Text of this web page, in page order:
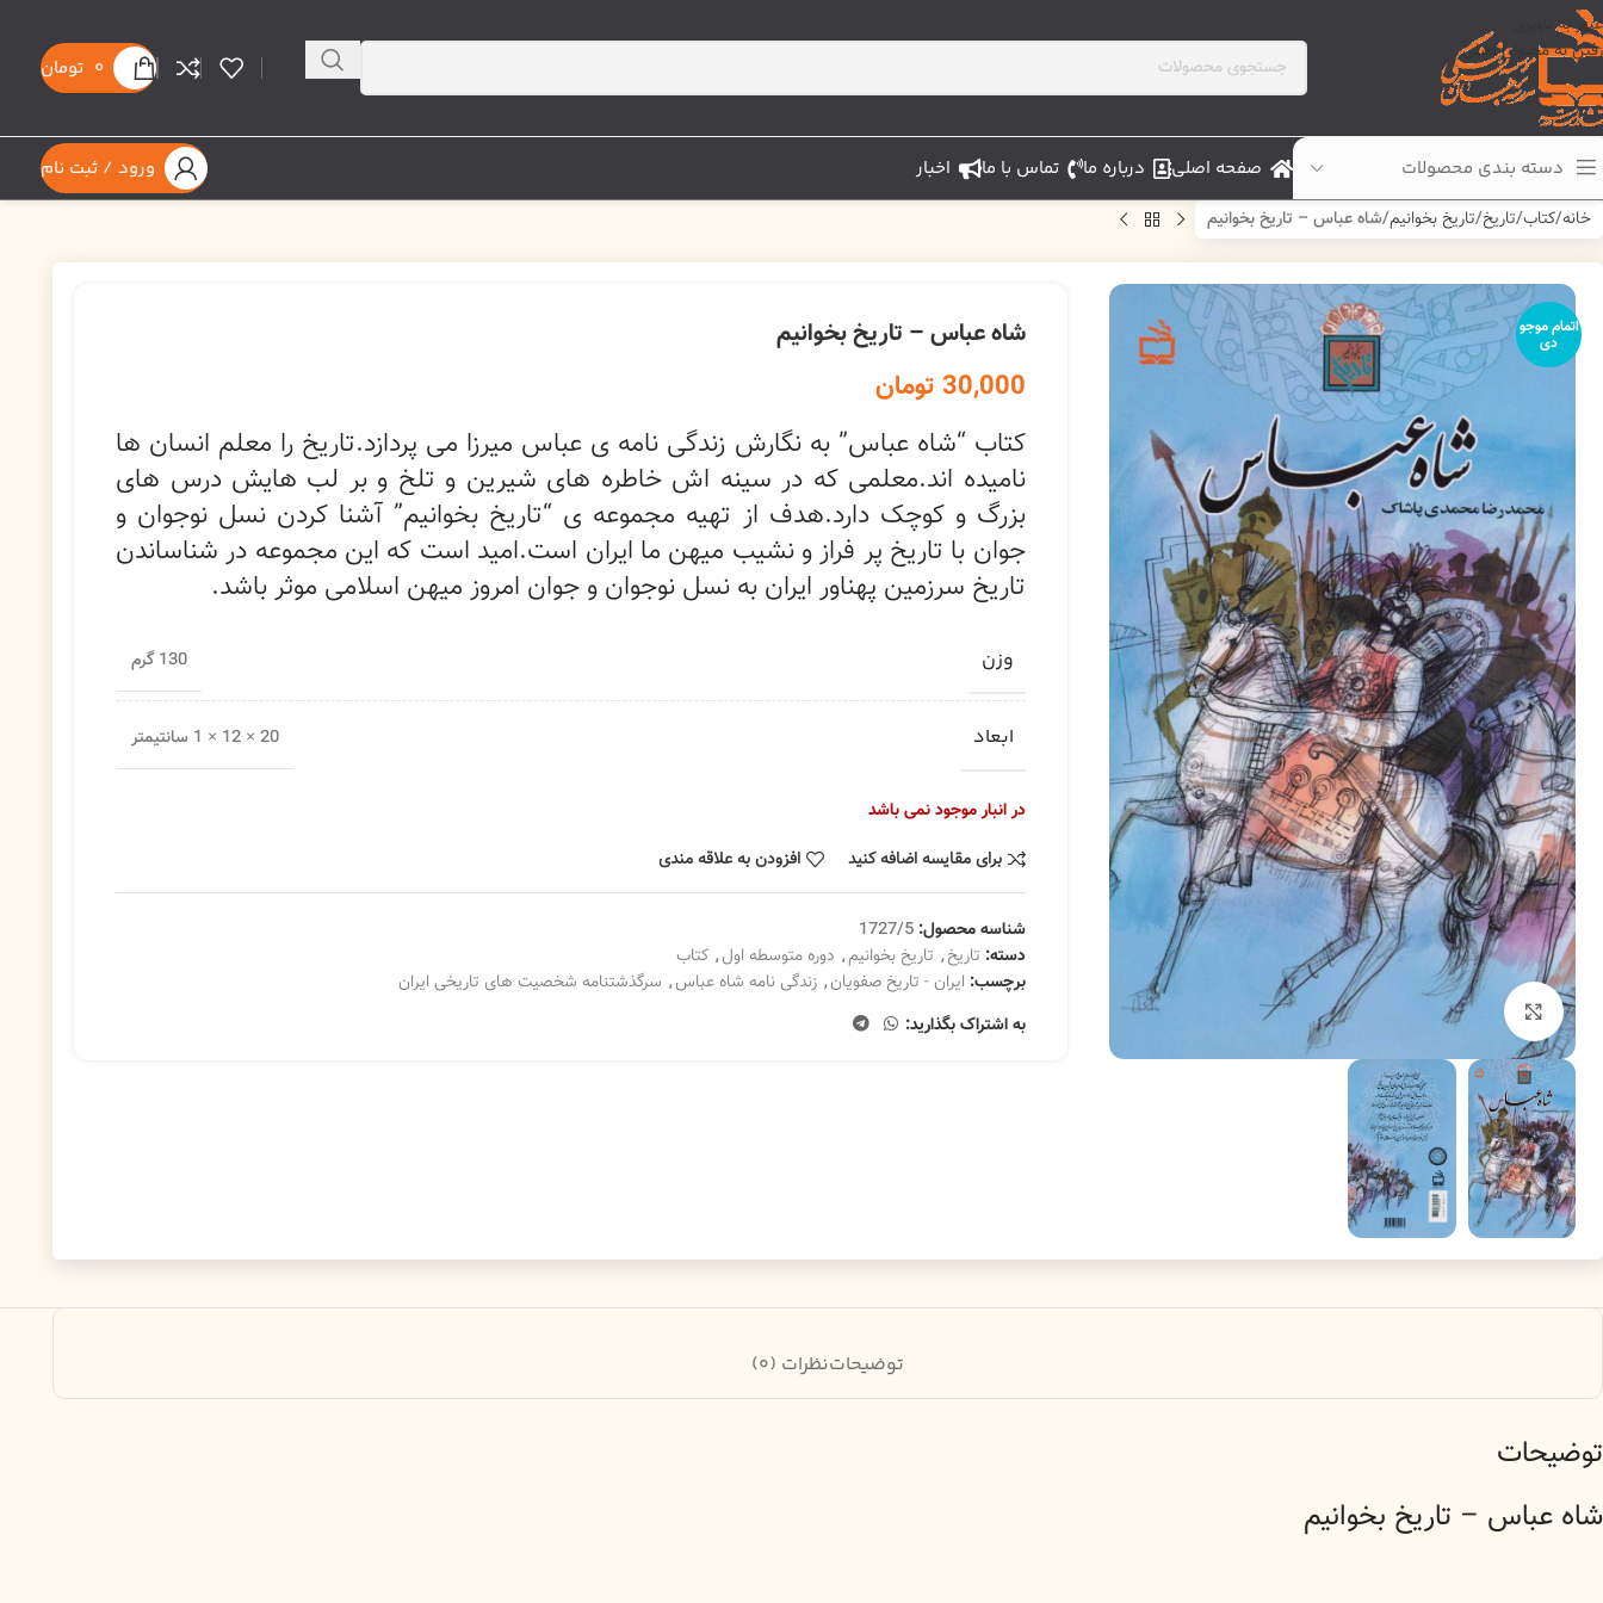
عبور به ناوبری
رفتن به محتوای اصلی
0 تومان
دسته بندی محصولات صفحه اصلی درباره ما تماس با ما اخبار ورود / ثبت نام
خانه کتاب تاریخ تاریخ بخوانیم شاه عباس – تاریخ بخوانیم
اتمام موجو
دی
بزرگنمایی تصویر
شاه عباس – تاریخ بخوانیم
30,000 تومان
کتاب “شاه عباس” به نگارش زندگی نامه ی عباس میرزا می پردازد.تاریخ را معلم انسان ها
نامیده اند.معلمی که در سینه اش خاطره های شیرین و تلخ و بر لب هایش درس های
بزرگ و کوچک دارد.هدف از تهیه مجموعه ی “تاریخ بخوانیم” آشنا کردن نسل نوجوان و
جوان با تاریخ پر فراز و نشیب میهن ما ایران است.امید است که این مجموعه در شناساندن
تاریخ سرزمین پهناور ایران به نسل نوجوان و جوان امروز میهن اسلامی موثر باشد.
وزن 130 گرم
ابعاد 20 × 12 × 1 سانتیمتر
در انبار موجود نمی باشد
برای مقایسه اضافه کنید
افزودن به علاقه مندی
شناسه محصول:1727/5
دسته: تاریخ, تاریخ بخوانیم, دوره متوسطه اول, کتاب
برچسب: ایران - تاریخ صفویان, زندگی نامه شاه عباس, سرگذشتنامه شخصیت های تاریخی ایران
به اشتراک بگذارید:
توضیحاتنظرات (0)
توضیحات
شاه عباس – تاریخ بخوانیم